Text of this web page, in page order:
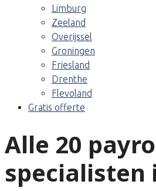
Limburg
Zeeland
Overijssel
Groningen
Friesland
Drenthe
Flevoland
Gratis offerte
Alle 20
specialisten